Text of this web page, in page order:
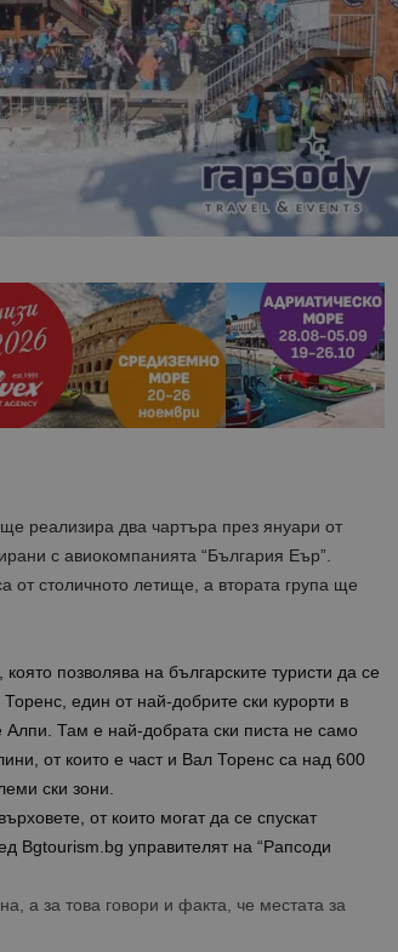
реализира два чартъра през януари от
с авиокомпанията “България Еър”.
от столичното летище, а втората група ще
позволява на българските туристи да се
един от най-добрите ски курорти в
Алпи. Там е най-добрата ски писта не само
от които е част и Вал Торенс са над 600
ски зони.
от които могат да се спускат
Bgtourism.bg управителят на “Рапсоди
а за това говори и факта, че местата за